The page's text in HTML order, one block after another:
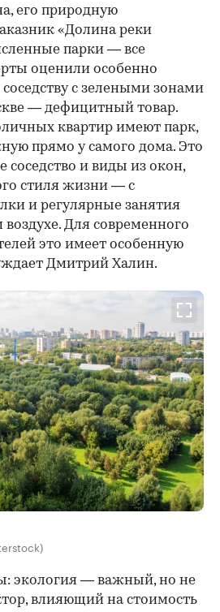
его природную
«Долина реки
парки — все
оценили особенно
с зелеными зонами
— дефицитный товар.
квартир имеют парк,
прямо у самого дома. Это
соседство и виды из окон,
стиля жизни — с
и регулярные занятия
Для современного
это имеет особенную
Дмитрий Халин.
экология — важный, но не
влияющий на стоимость